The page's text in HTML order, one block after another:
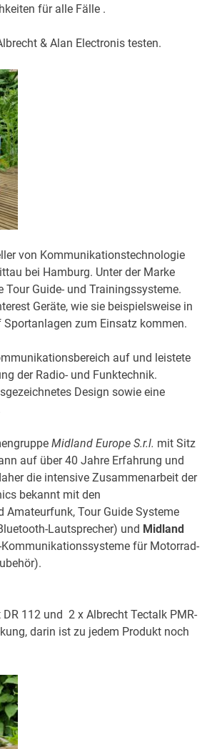
für alle Fälle .
& Alan Electronis testen.
von Kommunikationstechnologie
bei Hamburg. Unter der Marke
Guide- und Trainingssysteme.
Geräte, wie sie beispielsweise in
zum Einsatz kommen.
auf und leistete
der Radio- und Funktechnik.
Design sowie eine
Midland Europe S.r.l. mit Sitz
auf über 40 Jahre Erfahrung und
die intensive Zusammenarbeit der
bekannt mit den
Amateurfunk, Tour Guide Systeme
Lautsprecher) und Midland
für Motorrad-
112 und 2 x Albrecht Tectalk PMR-
darin ist zu jedem Produkt noch